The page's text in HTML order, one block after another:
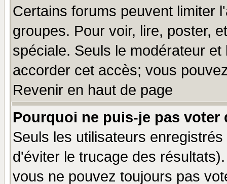
Certains forums peuvent limiter
groupes. Pour voir, lire, poster,
spéciale. Seuls le modérateur
accorder cet accès; vous
Revenir en haut de page
Pourquoi ne puis-je pas voter
Seuls les utilisateurs
d'éviter le trucage des
vous ne pouvez toujours pas